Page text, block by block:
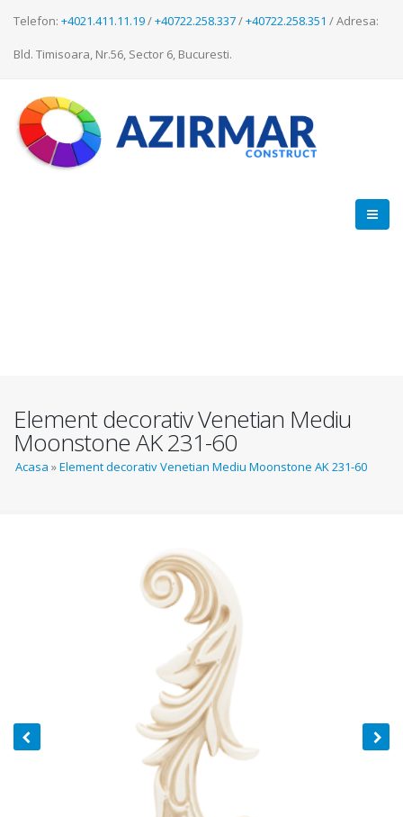
Telefon: +4021.411.11.19/+40722.258.337/+40722.258.351 / Adresa:
Bld. Timisoara, Nr.56, Sector 6, Bucuresti.
Element decorativ Venetian Mediu
Moonstone AK 231-60
You are here
Acasa »Element decorativ Venetian Mediu Moonstone AK 231-60